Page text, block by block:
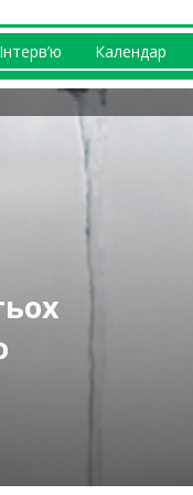
Інтерв’ю Календар
із
–
було